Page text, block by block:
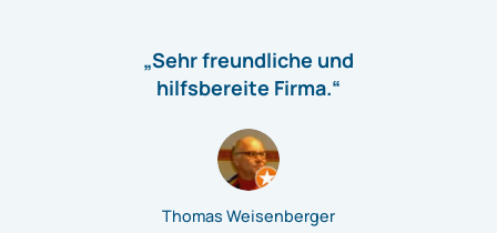
„Sehr freundliche und
hilfsbereite Firma.“
Thomas Weisenberger